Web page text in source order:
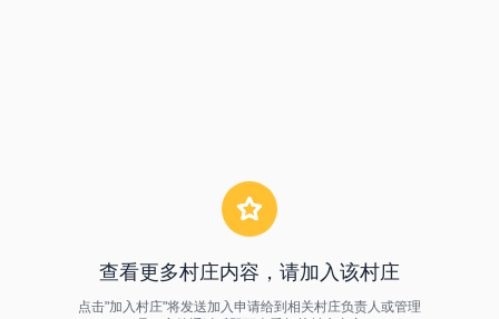
查看更多村庄内容，请加入该村庄
点击"加入村庄"将发送加入申请给到相关村庄负责人或管理